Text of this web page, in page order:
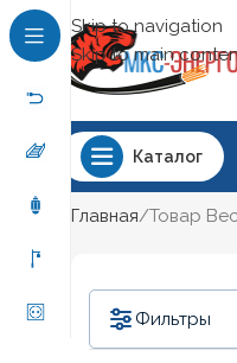
Skip to navigation
Skip to main
Каталог
Главная Товар Вес
Фильтры